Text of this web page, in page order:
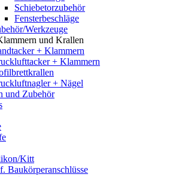
Schiebetorzubehör
Fensterbeschläge
Werkzeuge
und Krallen
+ Klammern
+ Klammern
+ Nägel
und Zubehör
Kitt
Baukörperanschlüsse